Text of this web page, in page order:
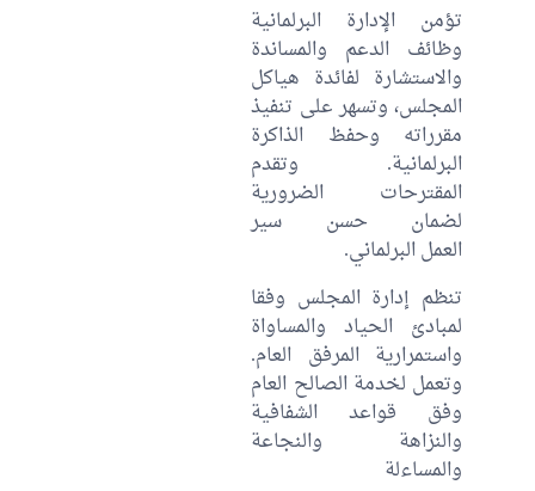
تؤمن الإدارة البرلمانية
وظائف الدعم والمساندة
والاستشارة لفائدة هياكل
المجلس، وتسهر على تنفيذ
مقرراته وحفظ الذاكرة
البرلمانية. وتقدم
المقترحات الضرورية
لضمان حسن سير
العمل البرلماني.
تنظم إدارة المجلس وفقا
لمبادئ الحياد والمساواة
واستمرارية المرفق العام.
وتعمل لخدمة الصالح العام
وفق قواعد الشفافية
والنزاهة والنجاعة
والمساءلة